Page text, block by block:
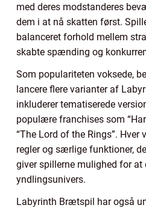
med deres modstanderes
dem i at nå skatten først.
balanceret forhold mellem
skabte spænding og
Som populariteten voksede,
lancere flere varianter af
inkluderer tematiserede
populære franchises som
“The Lord of the Rings”. Hver
regler og særlige funktioner,
giver spillerne mulighed for at
yndlingsunivers.
Labyrinth Brætspil har også